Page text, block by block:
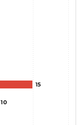
15
10